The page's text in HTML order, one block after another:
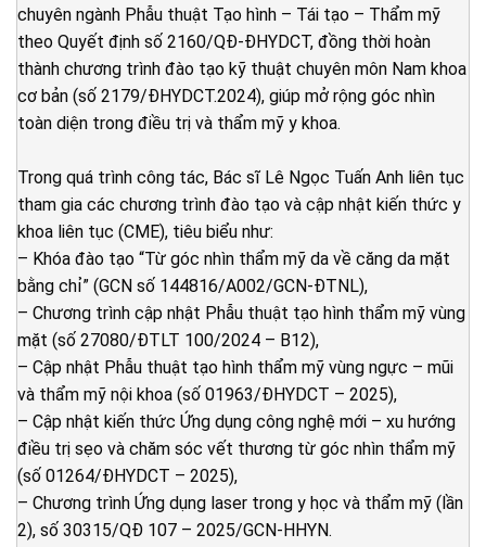
chuyên ngành Phẫu thuật Tạo hình – Tái tạo – Thẩm mỹ
theo Quyết định số 2160/QĐ-ĐHYDCT, đồng thời hoàn
thành chương trình đào tạo kỹ thuật chuyên môn Nam khoa
cơ bản (số 2179/ĐHYDCT.2024), giúp mở rộng góc nhìn
toàn diện trong điều trị và thẩm mỹ y khoa.
Trong quá trình công tác, Bác sĩ Lê Ngọc Tuấn Anh liên tục
tham gia các chương trình đào tạo và cập nhật kiến thức y
khoa liên tục (CME), tiêu biểu như:
– Khóa đào tạo “Từ góc nhìn thẩm mỹ da về căng da mặt
bằng chỉ” (GCN số 144816/A002/GCN-ĐTNL),
– Chương trình cập nhật Phẫu thuật tạo hình thẩm mỹ vùng
mặt (số 27080/ĐTLT 100/2024 – B12),
– Cập nhật Phẫu thuật tạo hình thẩm mỹ vùng ngực – mũi
và thẩm mỹ nội khoa (số 01963/ĐHYDCT – 2025),
– Cập nhật kiến thức Ứng dụng công nghệ mới – xu hướng
điều trị sẹo và chăm sóc vết thương từ góc nhìn thẩm mỹ
(số 01264/ĐHYDCT – 2025),
– Chương trình Ứng dụng laser trong y học và thẩm mỹ (lần
2), số 30315/QĐ 107 – 2025/GCN-HHYN.